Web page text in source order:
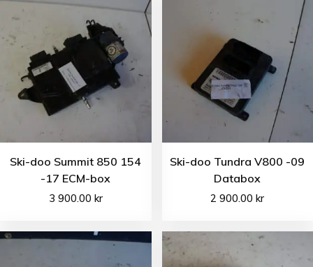
Ski-doo Summit 850 154
-17 ECM-box
3 900.00 kr
Ski-doo Tundra V800 -09
Databox
2 900.00kr